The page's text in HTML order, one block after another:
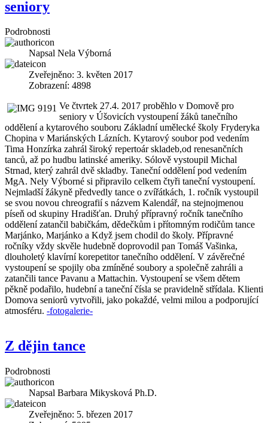
seniory
Podrobnosti
Napsal Nela Výborná
Zveřejněno: 3. květen 2017
Zobrazení: 4898
Ve čtvrtek 27.4. 2017 proběhlo v Domově pro
seniory v Úšovicích vystoupení žáků tanečního
oddělení a kytarového souboru Základní umělecké školy Fryderyka
Chopina v Mariánských Lázních. Kytarový soubor pod vedením
Tima Honzírka zahrál široký repertoár skladeb,od renesančních
tanců, až po hudbu latinské ameriky. Sólově vystoupil Michal
Strnad, který zahrál dvě skladby. Taneční oddělení pod vedením
MgA. Nely Výborné si připravilo celkem čtyři taneční vystoupení.
Nejmladší žákyně předvedly tance o zvířátkách, 1. ročník vystoupil
se svou novou chreografií s názvem Kalendář, na stejnojmenou
píseň od skupiny Hradišťan. Druhý přípravný ročník tanečního
oddělení zatančil babičkám, dědečkům i přítomným rodičům tance
Marjánko, Marjánko a Když jsem chodil do školy. Přípravné
ročníky vždy skvěle hudebně doprovodil pan Tomáš Vašinka,
dlouholetý klavírní korepetitor tanečního oddělení. V závěrečné
vystoupení se spojily oba zmíněné soubory a společně zahráli a
zatančili tance Pavanu a Mattachin. Vystoupení se všem dětem
pěkně podařilo, hudební a taneční čísla se pravidelně střídala. Klienti
Domova seniorů vytvořili, jako pokaždé, velmi milou a podporující
atmosféru. -fotogalerie-
Z dějin tance
Podrobnosti
Napsal Barbara Mikysková Ph.D.
Zveřejněno: 5. březen 2017